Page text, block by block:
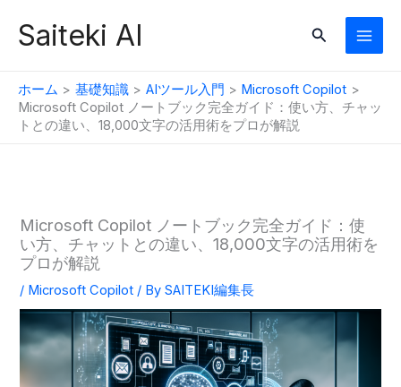
Saiteki AI
検
ホーム 基礎知識 AIツール入門
Microsoft Copilot
Microsoft Copilot ノートブック完全ガイド：使い方、チャッ
トとの違い、18,000文字の活用術をプロが解説
Microsoft Copilot ノートブック完全ガイド：使
い方、チャットとの違い、18,000文字の活用術を
プロが解説
/ Microsoft Copilot / BySAITEKI編集長